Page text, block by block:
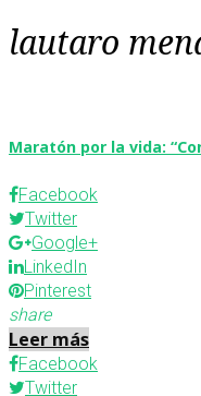
lautaro
Maratón por la vida:
Facebook
Twitter
Google+
LinkedIn
Pinterest
share
Leer más
Facebook
Twitter